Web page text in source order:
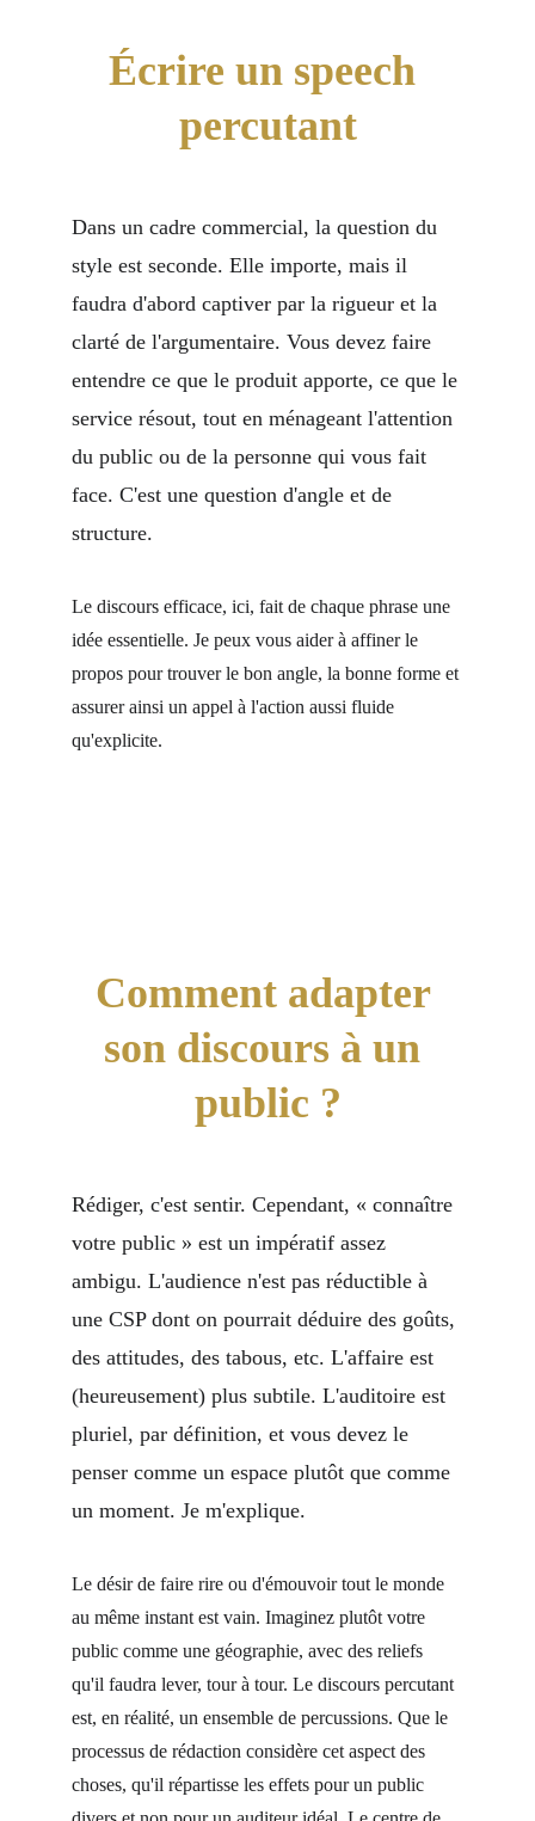
Dans un cadre commercial, la question du
style est seconde. Elle importe, mais il
faudra d'abord captiver par la rigueur et la
clarté de l'argumentaire. Vous devez faire
entendre ce que le produit apporte, ce que le
service résout, tout en ménageant l'attention
du public ou de la personne qui vous fait
face. C'est une question d'angle et de
structure.
Le discours efficace, ici, fait de chaque phrase une
idée essentielle. Je peux vous aider à affiner le
propos pour trouver le bon angle, la bonne forme et
assurer ainsi un appel à l'action aussi fluide
qu'explicite.
Écrire un speech
percutant
Rédiger, c'est sentir. Cependant, « connaître
votre public » est un impératif assez
ambigu. L'audience n'est pas réductible à
une CSP dont on pourrait déduire des goûts,
des attitudes, des tabous, etc. L'affaire est
(heureusement) plus subtile. L'auditoire est
pluriel, par définition, et vous devez le
penser comme un espace plutôt que comme
un moment. Je m'explique.
Le désir de faire rire ou d'émouvoir tout le monde
au même instant est vain. Imaginez plutôt votre
public comme une géographie, avec des reliefs
qu'il faudra lever, tour à tour. Le discours percutant
est, en réalité, un ensemble de percussions. Que le
processus de rédaction considère cet aspect des
choses, qu'il répartisse les effets pour un public
Comment adapter
son discours à un
public ?